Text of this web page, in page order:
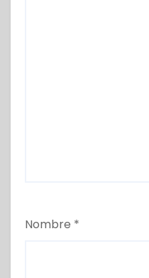
Nombre *